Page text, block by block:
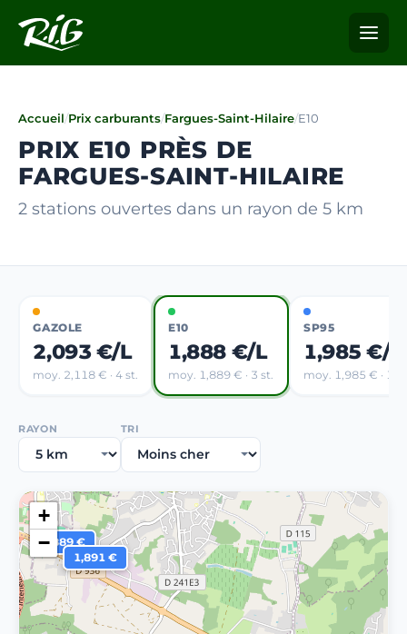
Accueil/Prix carburants/Fargues-Saint-Hilaire/E10
PRIX E10 PRÈS DE
FARGUES-SAINT-HILAIRE
2 stations ouvertes dans un rayon de 5 km
GAZOLE
2,093 €/L
moy. 2,118 € · 4 st.
E10
1,888 €/L
moy. 1,889 € · 3 st.
SP95
1,985 €/L
moy. 1,985 € · 1
RAYON TRI
1,889 €
1,891 €
+
−